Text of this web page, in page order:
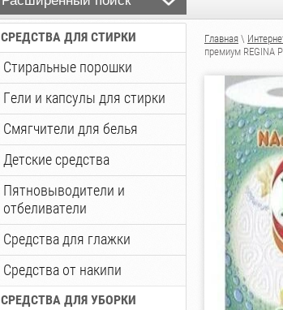
СРЕДСТВА ДЛЯ СТИРКИ
Стиральные порошки
Гели и капсулы для стирки
Смягчители для белья
Детские средства
Пятновыводители и
отбеливатели
Средства для глажки
Средства от накипи
СРЕДСТВА ДЛЯ УБОРКИ
Главная \
премиум REGINA